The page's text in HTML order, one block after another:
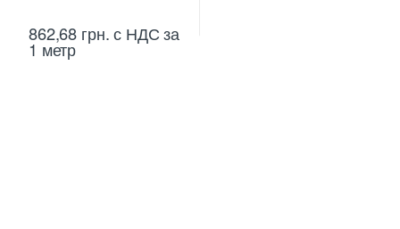
862,68 грн.с НДС за
1 метр